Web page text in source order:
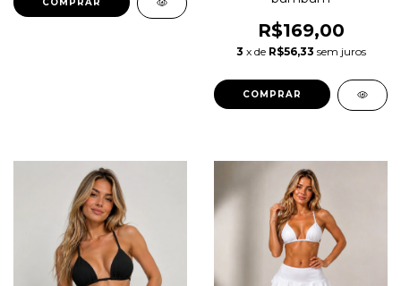
R$169,00
3 x de R$56,33 sem juros
COMPRAR